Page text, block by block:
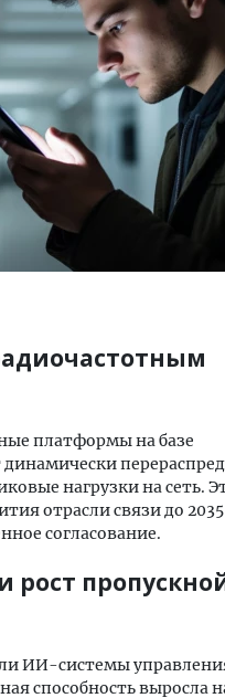
платформы на базе
нагрузки на сеть.
отрасли связи до 2035
согласование.
рост
ИИ-системы
способность выросла
Ищем новые берега.
«Жилищной инициативы»
СТРОИТЕЛЬСТВО